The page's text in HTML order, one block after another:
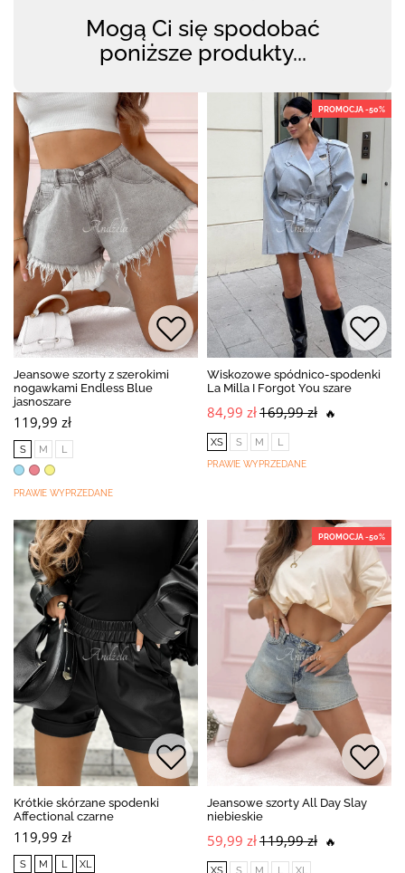
Mogą Ci się spodobać
poniższe produkty...
Jeansowe szorty z szerokimi
nogawkami Endless Blue
jasnoszare
119,99 zł
S M L
PRAWIE WYPRZEDANE
PROMOCJA -50%
Wiskozowe spódnico-spodenki
La Milla I Forgot You szare
84,99 zł169,99 zł 🔥
XS S M L
PRAWIE WYPRZEDANE
Krótkie skórzane spodenki
Affectional czarne
119,99 zł
S M L XL
PROMOCJA -50%
Jeansowe szorty All Day Slay
niebieskie
59,99 zł119,99 zł 🔥
XS S M L XL